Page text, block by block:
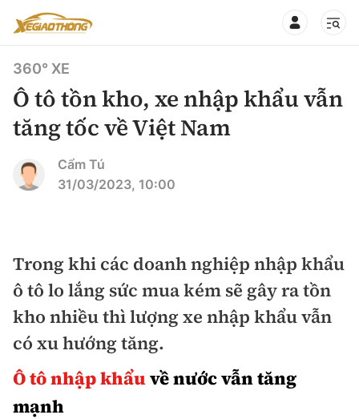
360° xe
Hạ tầng phương tiện
Góc nhìn
Tâm điểm
Xe du lịch
Xe chuyên dụng
Xe máy
Đánh giá xe
Đánh giá xe mới
So sánh
Xếp hạng xe
Lái mới
Tư vấn sử dụng
Chọn xe
Bảo hiểm xe
Sản phẩm bảo hiểm
360° XE
Ô tô tồn kho, xe nhập khẩu vẫn
tăng tốc về Việt Nam
Cẩm Tú
31/03/2023, 10:00
Trong khi các doanh nghiệp nhập khẩu
ô tô lo lắng sức mua kém sẽ gây ra tồn
kho nhiều thì lượng xe nhập khẩu vẫn
có xu hướng tăng.
Ô tô nhập khẩu về nước vẫn tăng
mạnh